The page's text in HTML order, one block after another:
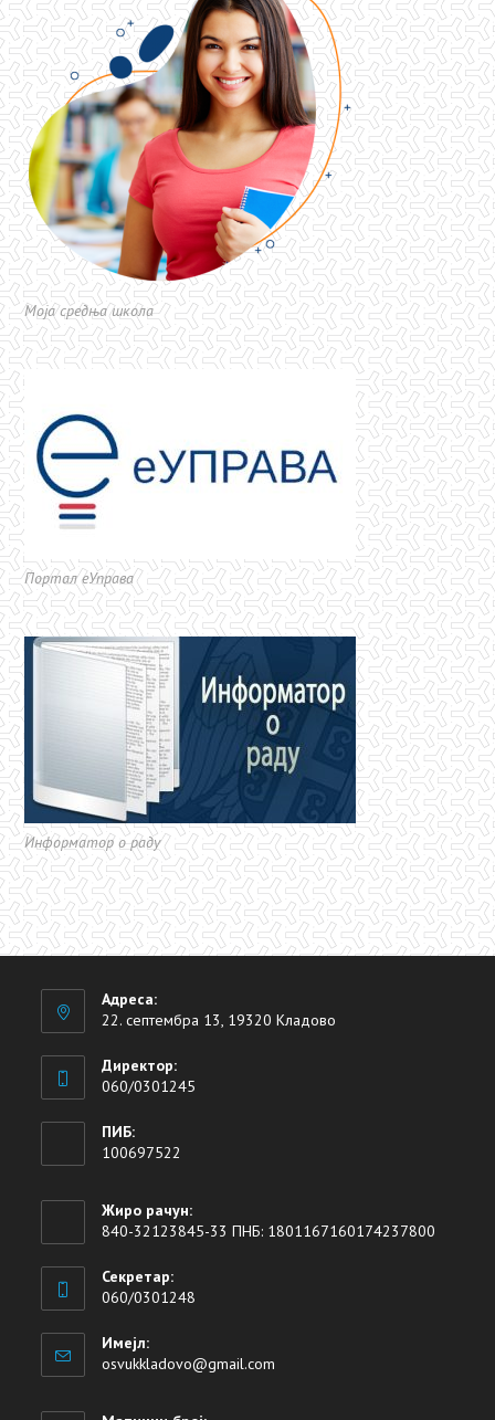
Моја средња школа
Портал еУправа
Информатор о раду
Адреса:
22. септембра 13, 19320 Кладово
Директор:
060/0301245
ПИБ:
100697522
Жиро рачун:
840-32123845-33 ПНБ: 1801167160174237800
Секретар:
060/0301248
Имејл:
osvukkladovo@gmail.com